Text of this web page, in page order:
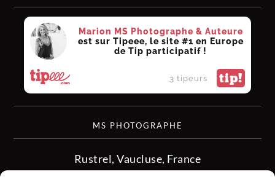
Marion MS Photographe & Auteure
est sur Tipeee, le site #1 en Europe
de Tip participatif !
3 tipeurs tip!
MS PHOTOGRAPHE
Rustrel, Vaucluse, France